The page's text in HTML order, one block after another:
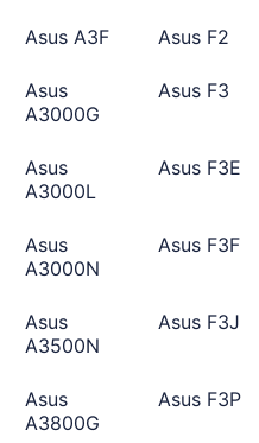
Asus A3F Asus F2
Asus
A3000G
Asus F3
Asus
A3000L
Asus F3E
Asus
A3000N
Asus F3F
Asus
A3500N
Asus F3J
Asus
A3800G
Asus F3P